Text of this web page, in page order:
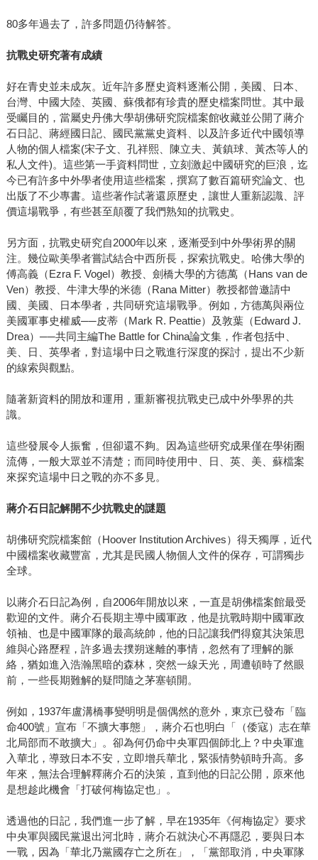
80多年過去了，許多問題仍待解答。
抗戰史研究著有成績
好在青史並未成灰。近年許多歷史資料逐漸公開，美國、日本、
台灣、中國大陸、英國、蘇俄都有珍貴的歷史檔案問世。其中最
受矚目的，當屬史丹佛大學胡佛研究院檔案館收藏並公開了蔣介
石日記、蔣經國日記、國民黨黨史資料、以及許多近代中國領導
人物的個人檔案(宋子文、孔祥熙、陳立夫、黃鎮球、黃杰等人的
私人文件)。這些第一手資料問世，立刻激起中國研究的巨浪，迄
今已有許多中外學者使用這些檔案，撰寫了數百篇研究論文、也
出版了不少專書。這些著作試著還原歷史，讓世人重新認識、評
價這場戰爭，有些甚至顛覆了我們熟知的抗戰史。
另方面，抗戰史研究自2000年以來，逐漸受到中外學術界的關
注。幾位歐美學者嘗試結合中西所長，探索抗戰史。哈佛大學的
傅高義（Ezra F. Vogel）教授、劍橋大學的方德萬（Hans van de
Ven）教授、牛津大學的米德（Rana Mitter）教授都曾邀請中
國、美國、日本學者，共同研究這場戰爭。例如，方德萬與兩位
美國軍事史權威──皮蒂（Mark R. Peattie）及敦葉（Edward J.
Drea）──共同主編The Battle for China論文集，作者包括中、
美、日、英學者，對這場中日之戰進行深度的探討，提出不少新
的線索與觀點。
隨著新資料的開放和運用，重新審視抗戰史已成中外學界的共
識。
這些發展令人振奮，但卻還不夠。因為這些研究成果僅在學術圈
流傳，一般大眾並不清楚；而同時使用中、日、英、美、蘇檔案
來探究這場中日之戰的亦不多見。
蔣介石日記解開不少抗戰史的謎題
胡佛研究院檔案館（Hoover Institution Archives）得天獨厚，近代
中國檔案收藏豐富，尤其是民國人物個人文件的保存，可謂獨步
全球。
以蔣介石日記為例，自2006年開放以來，一直是胡佛檔案館最受
歡迎的文件。蔣介石長期主導中國軍政，他是抗戰時期中國軍政
領袖、也是中國軍隊的最高統帥，他的日記讓我們得窺其決策思
維與心路歷程，許多過去撲朔迷離的事情，忽然有了理解的脈
絡，猶如進入浩瀚黑暗的森林，突然一線天光，周遭頓時了然眼
前，一些長期難解的疑問隨之茅塞頓開。
例如，1937年盧溝橋事變明明是個偶然的意外，東京已發布「臨
命400號」宣布「不擴大事態」，蔣介石也明白「（倭寇）志在華
北局部而不敢擴大」。卻為何仍命中央軍四個師北上？中央軍進
入華北，導致日本不安，立即增兵華北，緊張情勢頓時升高。多
年來，無法合理解釋蔣介石的決策，直到他的日記公開，原來他
是想趁此機會「打破何梅協定也」。
透過他的日記，我們進一步了解，早在1935年《何梅協定》要求
中央軍與國民黨退出河北時，蔣介石就決心不再隱忍，要與日本
一戰，因為「華北乃黨國存亡之所在」，「黨部取消，中央軍隊